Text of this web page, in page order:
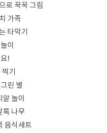
로 꾹꾹 그림
가족
타악기
이
!
찍기
린 별
알 놀이
록 나무
음식세트